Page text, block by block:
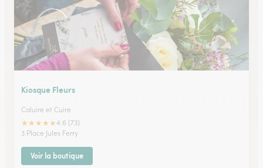
Kiosque Fleurs
Caluire et Cuire
★★★★★4.6 (73)
3 Place Jules Ferry
Voir la boutique